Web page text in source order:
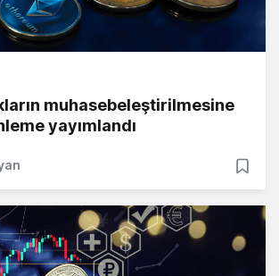
muhasebeleştirilmesine
yayımlandı